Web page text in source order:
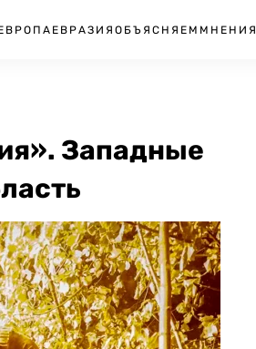
ЕВРАЗИЯ ОБЪЯСНЯЕМ МНЕНИЯ
Западные